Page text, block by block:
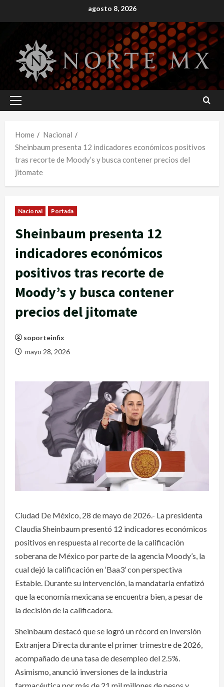
to
agosto 8, 2026
Primary
Home
Nacional
Sheinbaum presenta 12 indicadores económicos positivos
tras recorte de Moody’s y busca contener precios del
jitomate
Nacional Portada
Sheinbaum presenta 12
indicadores económicos
positivos tras recorte de
Moody’s y busca contener
precios del jitomate
soporteinfix
mayo 28, 2026
Ciudad De México, 28 de mayo de 2026.- La presidenta
Claudia Sheinbaum presentó 12 indicadores económicos
positivos en respuesta al recorte de la calificación
soberana de México por parte de la agencia Moody’s, la
cual dejó la calificación en ‘Baa3’ con perspectiva
Estable. Durante su intervención, la mandataria enfatizó
que la economía mexicana se encuentra bien, a pesar de
la decisión de la calificadora.
Sheinbaum destacó que se logró un récord en Inversión
Extranjera Directa durante el primer trimestre de 2026,
acompañado de una tasa de desempleo del 2.5%.
Asimismo, anunció inversiones de la industria